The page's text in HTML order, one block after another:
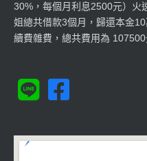
30%，每個月利息2500元）火
姐總共借款3個月，歸還本金
續費雜費，總共費用為 107500